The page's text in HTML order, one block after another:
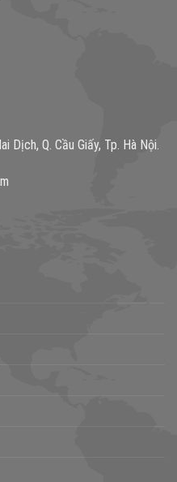
Dịch, Q. Cầu Giấy, Tp. Hà Nội.